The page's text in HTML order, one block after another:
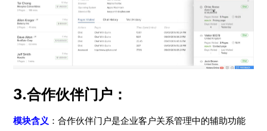
3.合作伙伴门户：
模块含义 ：合作伙伴门户是企业客户关系管理中的辅助功能